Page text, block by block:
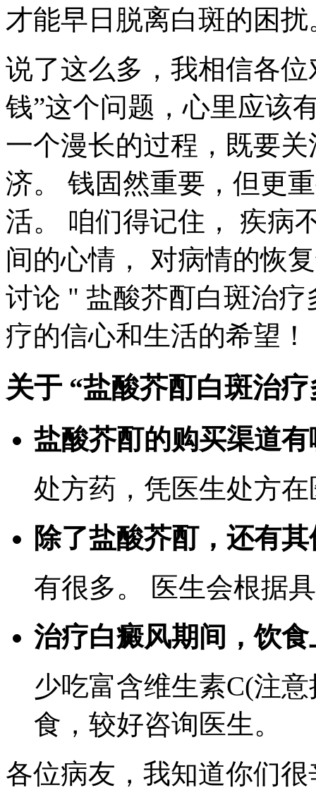
才能早日脱离白斑的困
说了这么多，我相信各
钱”这个问题，心里应该
一个漫长的过程，既要
济。 钱固然重要，但更
活。 咱们得记住， 疾病
间的心情， 对病情的恢
讨论 " 盐酸芥酊白斑治
疗的信心和生活的希望！
关于 “盐酸芥酊白斑治
盐酸芥酊的购买渠道
处方药，凭医生处方
除了盐酸芥酊，还有
有很多。 医生会根据
治疗白癜风期间，饮
少吃富含维生素C(注
食，较好咨询医生。
各位病友，我知道你们